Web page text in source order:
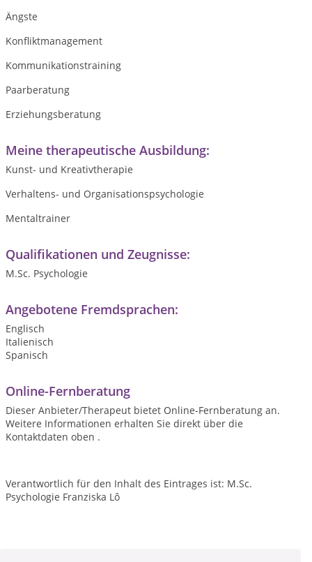
Ängste
Konfliktmanagement
Kommunikationstraining
Paarberatung
Erziehungsberatung
Meine therapeutische Ausbildung:
Kunst- und Kreativtherapie
Verhaltens- und Organisationspsychologie
Mentaltrainer
Qualifikationen und Zeugnisse:
M.Sc. Psychologie
Angebotene Fremdsprachen:
Englisch
Italienisch
Spanisch
Online-Fernberatung
Dieser Anbieter/Therapeut bietet Online-Fernberatung an.
Weitere Informationen erhalten Sie direkt über die
Kontaktdaten oben .
Verantwortlich für den Inhalt des Eintrages ist: M.Sc.
Psychologie Franziska Lô